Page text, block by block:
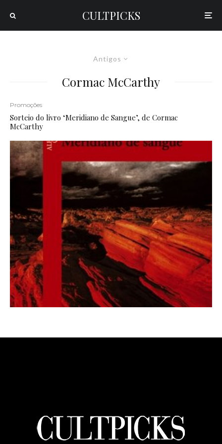
CULTPICKS
Antigos
Cormac McCarthy
Promoções
Sorteio do livro ‘Meridiano de Sangue’, de Cormac
McCarthy